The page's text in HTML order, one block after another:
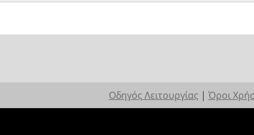
Οδηγός Λειτουργίας | Όροι